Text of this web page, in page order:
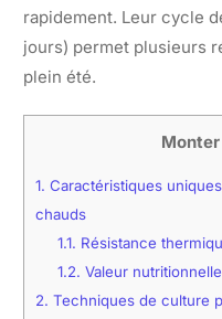
rapidement. Leur cycle
jours) permet plusieurs
plein été.
1. Caractéristiques
chauds
1.1. Résistance
1.2. Valeur
2. Techniques de culture